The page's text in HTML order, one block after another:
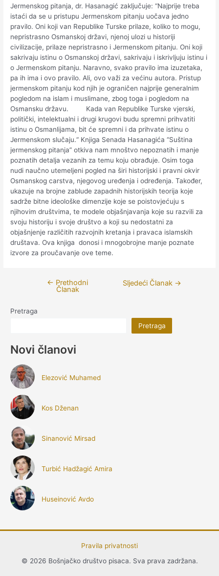
Jermenskog pitanja, dr. Hasanagić zaključuje: “Najprije treba
istaći da se u pristupu Jermenskom pitanju uočava jedno
pravilo. Oni koji van Republike Turske prilaze, koliko to mogu,
nepristrasno Osmanskoj državi, njenoj ulozi u historiji
civilizacije, prilaze nepristrasno i Jermenskom pitanju. Oni koji
sakrivaju istinu o Osmanskoj državi, sakrivaju i iskrivljuju istinu i
o Jermenskom pitanju. Naravno, svako pravilo ima izuzetaka,
pa ih ima i ovo pravilo. Ali, ovo važi za većinu autora. Pristup
jermenskom pitanju kod njih je ograničen najprije generalnim
pogledom na islam i muslimane, zbog toga i pogledom na
Osmansku državu. Kada van Republike Turske vjerski,
politički, intelektualni i drugi krugovi budu spremni prihvatiti
istinu o Osmanlijama, bit će spremni i da prihvate istinu o
Jermenskom slučaju.“ Knjiga Senada Hasanagića “Suština
jermenskog pitanja” otkiva nam mnoštvo nepoznatih i manje
poznatih detalja vezanih za temu koju obrađuje. Osim toga
nudi naučno utemeljeni pogled na širi historijski i pravni okvir
Osmanskog carstva, njegovog uređenja i određenja. Također,
ukazuje na brojne zablude zapadnih historijskih teorija koje
sadrže bitne ideološke dimenzije koje se poistovjećuju s
njihovim društvima, te modele objašnjavanja koje su razvili za
svoju historiju i svoje društvo a koji su nedostatni za
objašnjenje različitih razvojnih kretanja i pravaca islamskih
društava. Ova knjiga donosi i mnogobrojne manje poznate
izvore za proučavanje ove teme.
Navigacija
← Prethodni
Članak
Sljedeći Članak →
Pretraga
Pretraga
Novi članovi
Elezović Muhamed
Kos Dženan
Sinanović Mirsad
Turbić Hadžagić Amira
Huseinović Avdo
Pravila privatnosti
© 2026 Bošnjačko društvo pisaca. Sva prava zadržana.